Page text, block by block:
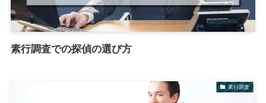
素行調査での探偵の選び方
素行調査